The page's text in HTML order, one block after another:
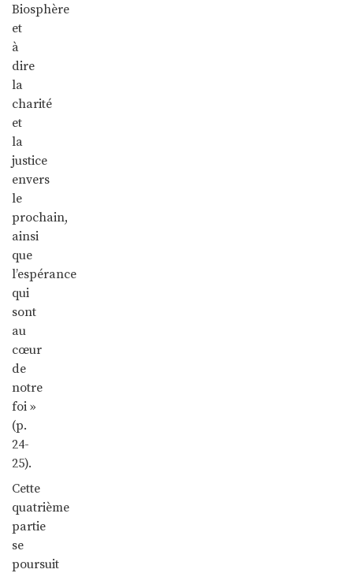
Biosphère
et
à
dire
la
charité
et
la
justice
envers
le
prochain,
ainsi
que
l’espérance
qui
sont
au
cœur
de
notre
foi »
(p.
24-
25).
Cette
quatrième
partie
se
poursuit